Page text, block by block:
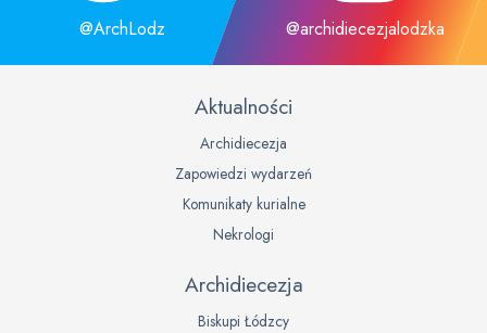
@ArchLodz @archidiecezjalodzka
Aktualności
Archidiecezja
Zapowiedzi wydarzeń
Komunikaty kurialne
Nekrologi
Archidiecezja
Biskupi Łódzcy